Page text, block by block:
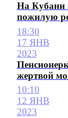
На Кубани
пожилую
18:30
17 ЯНВ
2023
жертвой
10:10
12 ЯНВ
2023